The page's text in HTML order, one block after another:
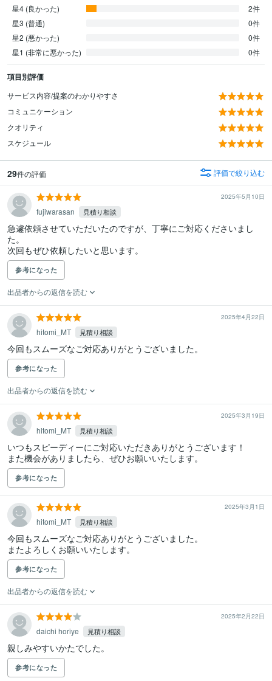
星4 (良かった)
2件
星3 (普通)
0件
星2 (悪かった)
0件
星1 (非常に悪かった)
0件
項目別評価
サービス内容/提案のわかりやすさ
コミュニケーション
クオリティ
スケジュール
29件の評価 評価で絞り込む
2025年5月10日
fujiwarasan 見積り相談
急遽依頼させていただいたのですが、丁寧にご対応くださいまし
た。
次回もぜひ依頼したいと思います。
参考になった
出品者からの返信を読む
2025年4月22日
hitomi_MT 見積り相談
今回もスムーズなご対応ありがとうございました。
参考になった
出品者からの返信を読む
2025年3月19日
hitomi_MT 見積り相談
いつもスピーディーにご対応いただきありがとうございます！
また機会がありましたら、ぜひお願いいたします。
参考になった
2025年3月1日
hitomi_MT 見積り相談
今回もスムーズなご対応ありがとうございました。
またよろしくお願いいたします。
参考になった
出品者からの返信を読む
2025年2月22日
daichi horiye 見積り相談
親しみやすいかたでした。
参考になった